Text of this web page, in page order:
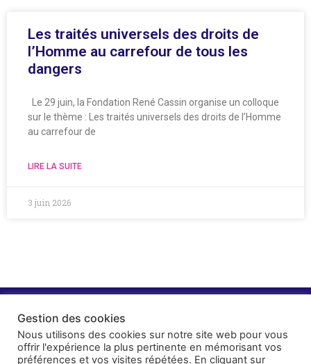
Les traités universels des droits de
l’Homme au carrefour de tous les
dangers
Le 29 juin, la Fondation René Cassin organise un colloque
sur le thème : Les traités universels des droits de l’Homme
au carrefour de
LIRE LA SUITE
3 juin 2026
Gestion des cookies
Nous utilisons des cookies sur notre site web pour vous
offrir l'expérience la plus pertinente en mémorisant vos
préférences et vos visites répétées. En cliquant sur